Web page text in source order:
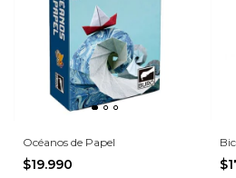
Océanos de Papel
$19.990